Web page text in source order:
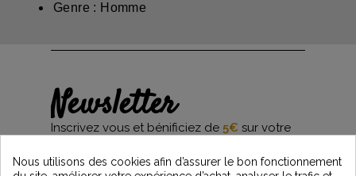
Genre : Homme
Newsletter
Inscrivez vous et bénificiez de 5€ sur votre
et restez informés des dernières nouveautés
Vintage Motors
Nous utilisons des cookies afin d’assurer le bon fonctionnement